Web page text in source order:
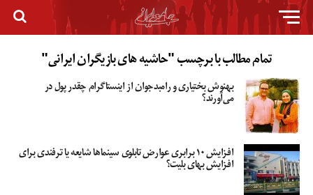
تمام مطالب با برچسب "حاشیه های بازیگران ایرانی"
بهنوش بختیاری و رامبدجوان از اینستاگرام چقدر پول در
می‌آورند؟
افزایش ۱۰ برابری عوارض تابلوی سینما‌ها شایعه یا ترفندی برای
افزایش بهای بلیت؟